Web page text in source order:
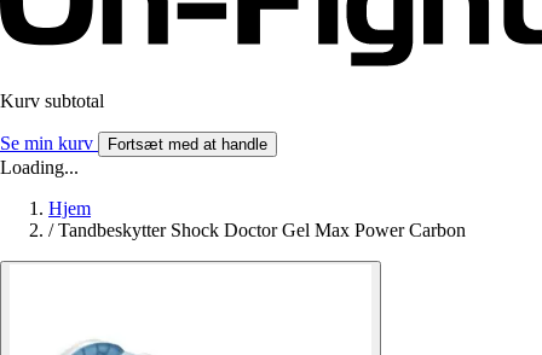
Kurv subtotal
Se min kurv Fortsæt med at handle
Loading...
Hjem
/ Tandbeskytter Shock Doctor Gel Max Power Carbon